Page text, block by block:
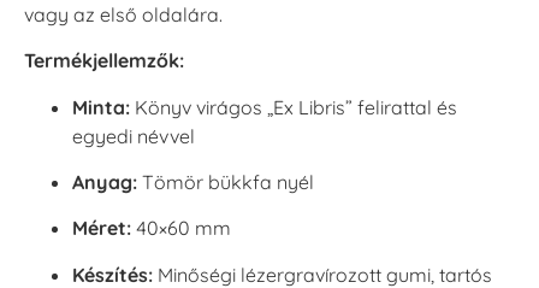
vagy az első oldalára.
Termékjellemzők:
Minta: Könyv virágos „Ex Libris” felirattal és
egyedi névvel
Anyag: Tömör bükkfa nyél
Méret: 40×60 mm
Készítés: Minőségi lézergravírozott gumi, tartós